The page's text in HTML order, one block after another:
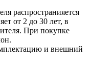
распространияется
от 2 до 30 лет, в
При покупке
и внешний